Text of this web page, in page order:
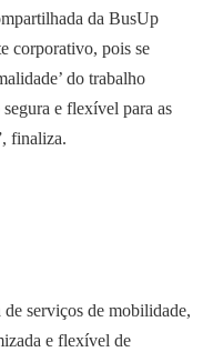
da BusUp
corporativo, pois se
do trabalho
e flexível para as
finaliza.
serviços de mobilidade,
e flexível de